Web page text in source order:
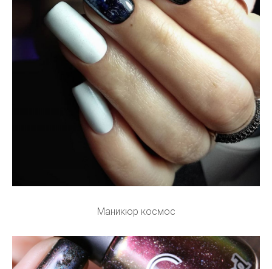
Маникюр космос